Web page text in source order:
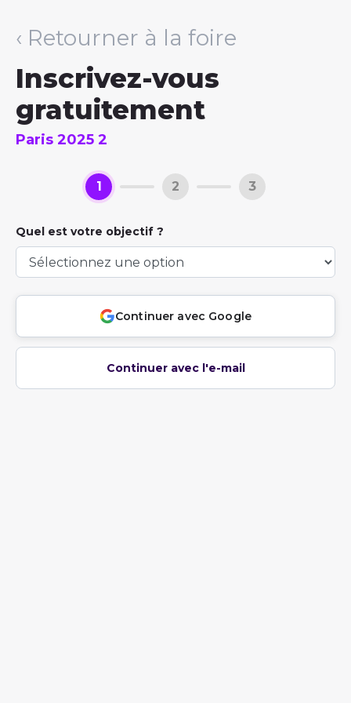
‹ Retourner à la foire
Inscrivez-vous
gratuitement
Paris 2025 2
1 2 3
Quel est votre objectif ?
Continuer avec Google
Continuer avec l'e-mail